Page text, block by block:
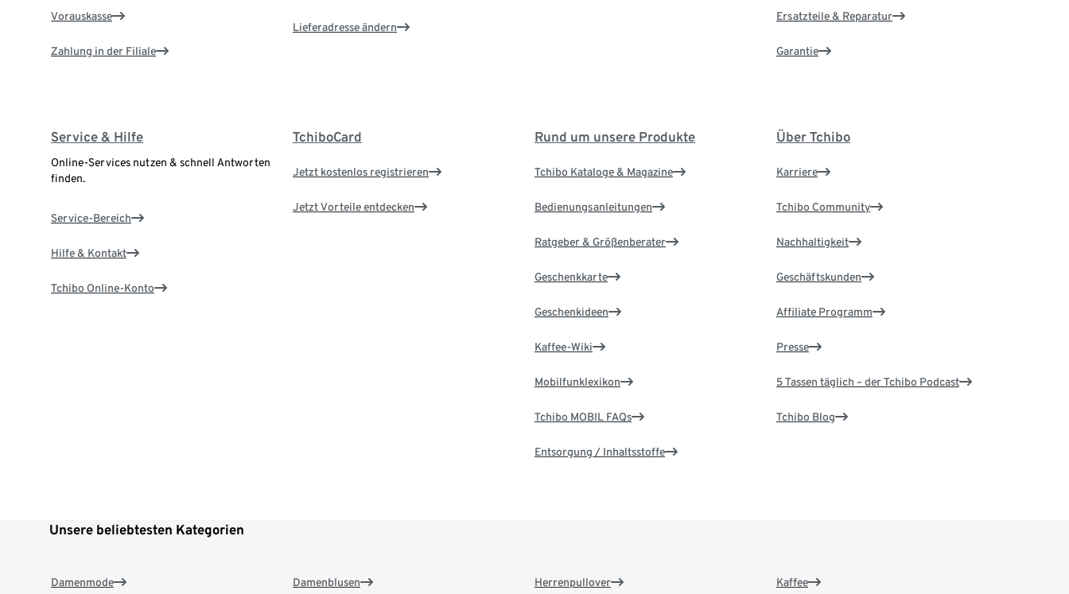
Vorauskasse
Zahlung in der Filiale
Lieferadresse ändern
Ersatzteile & Reparatur
Garantie
Service & Hilfe
Online-Services nutzen & schnell Antworten
finden.
Service-Bereich
Hilfe & Kontakt
Tchibo Online-Konto
TchiboCard
Jetzt kostenlos registrieren
Jetzt Vorteile entdecken
Rund um unsere Produkte
Tchibo Kataloge & Magazine
Bedienungsanleitungen
Ratgeber & Größenberater
Geschenkkarte
Geschenkideen
Kaffee-Wiki
Mobilfunklexikon
Tchibo MOBIL FAQs
Entsorgung / Inhaltsstoffe
Über Tchibo
Karriere
Tchibo Community
Nachhaltigkeit
Geschäftskunden
Affiliate Programm
Presse
5 Tassen täglich – der Tchibo Podcast
Tchibo Blog
Unsere beliebtesten Kategorien
Damenmode Damenblusen Herrenpullover Kaffee